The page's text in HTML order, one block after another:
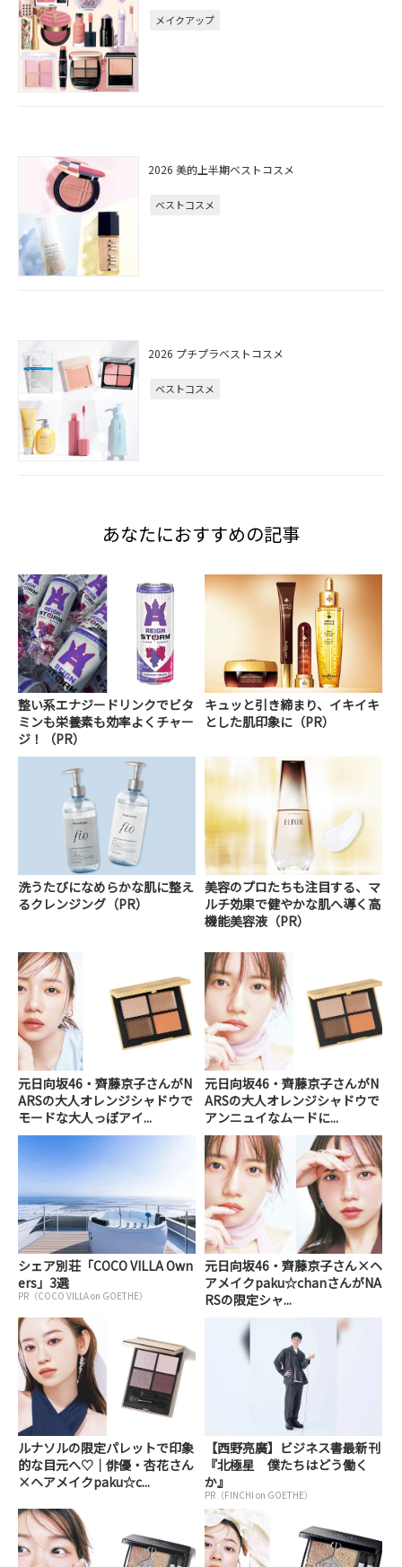
メイクアップ
2026 美的上半期ベストコスメ
ベストコスメ
2026 プチプラベストコスメ
ベストコスメ
あなたにおすすめの記事
整い系エナジードリンクでビタ
ミンも栄養素も効率よくチャー
ジ！（PR）
キュッと引き締まり、イキイキ
とした肌印象に（PR）
洗うたびになめらかな肌に整え
るクレンジング（PR）
美容のプロたちも注目する、マ
ルチ効果で健やかな肌へ導く高
機能美容液（PR）
元日向坂46・齊藤京子さんがN
ARSの大人オレンジシャドウで
モードな大人っぽアイ...
元日向坂46・齊藤京子さんがN
ARSの大人オレンジシャドウで
アンニュイなムードに...
シェア別荘「COCO VILLA Own
ers」3選
PR（COCO VILLA on GOETHE）
元日向坂46・齊藤京子さん×ヘ
アメイクpaku☆chanさんがNA
RSの限定シャ...
ルナソルの限定パレットで印象
的な目元へ♡｜俳優・杏花さん
×ヘアメイクpaku☆c...
【西野亮廣】ビジネス書最新刊
『北極星 僕たちはどう働く
か』
PR（FINCHI on GOETHE）